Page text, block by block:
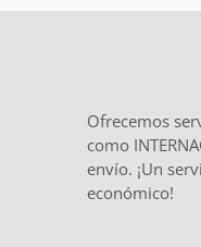
Ofrecemos
como
envío. ¡Un
económico!